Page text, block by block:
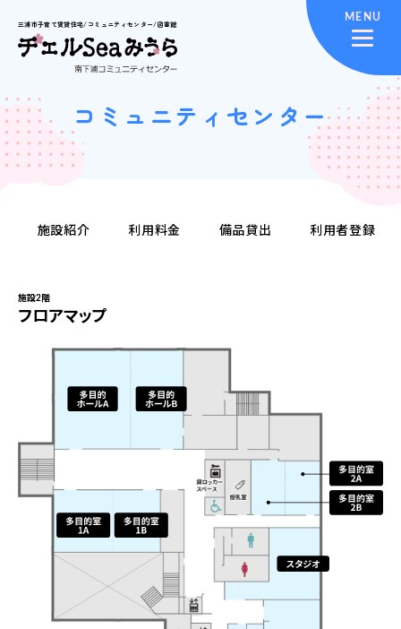
三浦市子育て賃貸住宅/コミュニティセンター/図書館
MENU
コミュニティセンター
施設紹介 利用料金 備品貸出 利用者登録
施設2階
フロアマップ